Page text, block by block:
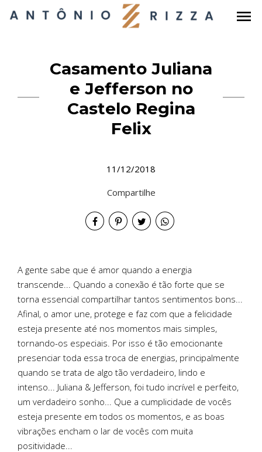
menu
Casamento Juliana
e Jefferson no
Castelo Regina
Felix
11/12/2018
Compartilhe
A gente sabe que é amor quando a energia
transcende... Quando a conexão é tão forte que se
torna essencial compartilhar tantos sentimentos bons...
Afinal, o amor une, protege e faz com que a felicidade
esteja presente até nos momentos mais simples,
tornando-os especiais. Por isso é tão emocionante
presenciar toda essa troca de energias, principalmente
quando se trata de algo tão verdadeiro, lindo e
intenso... Juliana & Jefferson, foi tudo incrível e perfeito,
um verdadeiro sonho... Que a cumplicidade de vocês
esteja presente em todos os momentos, e as boas
vibrações encham o lar de vocês com muita
positividade...